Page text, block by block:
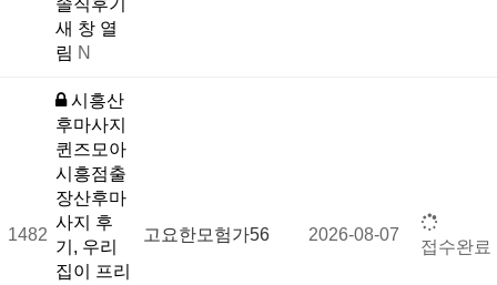
솔직후기
새 창 열
림 N
1482
시흥산
후마사지
퀸즈모아
시흥점출
장산후마
사지 후
기, 우리
집이 프리
고요한모험가56 2026-08-07
접수완료